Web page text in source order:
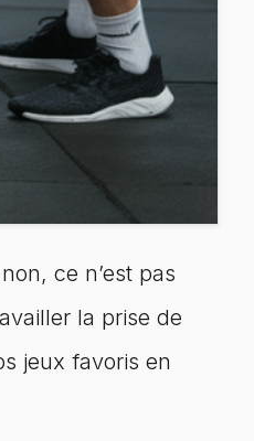
ce n’est pas
la prise de
jeux favoris en